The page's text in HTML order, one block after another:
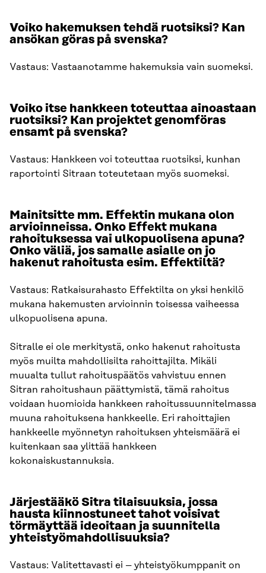
Voiko hakemuksen tehdä ruotsiksi? Kan
ansökan göras på svenska?
Vastaus: Vastaanotamme hakemuksia vain suomeksi.
Voiko itse hankkeen toteuttaa ainoastaan
ruotsiksi? Kan projektet genomföras
ensamt på svenska?
Vastaus: Hankkeen voi toteuttaa ruotsiksi, kunhan
raportointi Sitraan toteutetaan myös suomeksi.
Mainitsitte mm. Effektin mukana olon
arvioinneissa. Onko Effekt mukana
rahoituksessa vai ulkopuolisena apuna?
Onko väliä, jos samalle asialle on jo
hakenut rahoitusta esim. Effektiltä?
Vastaus: Ratkaisurahasto Effektilta on yksi henkilö
mukana hakemusten arvioinnin toisessa vaiheessa
ulkopuolisena apuna.
Sitralle ei ole merkitystä, onko hakenut rahoitusta
myös muilta mahdollisilta rahoittajilta. Mikäli
muualta tullut rahoituspäätös vahvistuu ennen
Sitran rahoitushaun päättymistä, tämä rahoitus
voidaan huomioida hankkeen rahoitussuunnitelmassa
muuna rahoituksena hankkeelle. Eri rahoittajien
hankkeelle myönnetyn rahoituksen yhteismäärä ei
kuitenkaan saa ylittää hankkeen
kokonaiskustannuksia.
Järjestääkö Sitra tilaisuuksia, jossa
hausta kiinnostuneet tahot voisivat
törmäyttää ideoitaan ja suunnitella
yhteistyömahdollisuuksia?
Vastaus: Valitettavasti ei – yhteistyökumppanit on